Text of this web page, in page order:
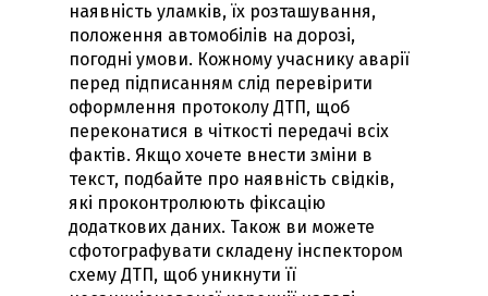
наявність уламків, їх розташування,
положення автомобілів на дорозі,
погодні умови. Кожному учаснику аварії
перед підписанням слід перевірити
оформлення протоколу ДТП, щоб
переконатися в чіткості передачі всіх
фактів. Якщо хочете внести зміни в
текст, подбайте про наявність свідків,
які проконтролюють фіксацію
додаткових даних. Також ви можете
сфотографувати складену інспектором
схему ДТП, щоб уникнути її